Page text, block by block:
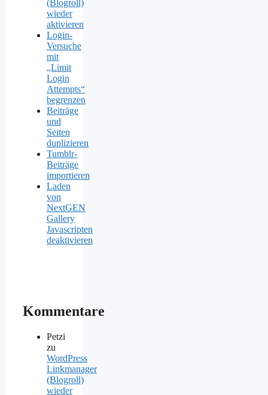
(Blogroll)
wieder
aktivieren
Login-
Versuche
mit
„Limit
Login
Attempts“
begrenzen
Beiträge
und
Seiten
duplizieren
Tumblr-
Beiträge
importieren
Laden
von
NextGEN
Gallery
Javascripten
deaktivieren
Kommentare
Petzi
zu
WordPress
Linkmanager
(Blogroll)
wieder